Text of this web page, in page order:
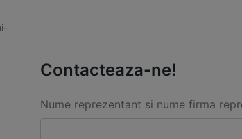
Contacteaza-ne!
Nume reprezentant si nume firma